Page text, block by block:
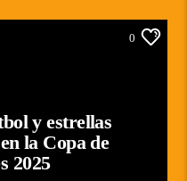
0
y estrellas
la Copa de
2025